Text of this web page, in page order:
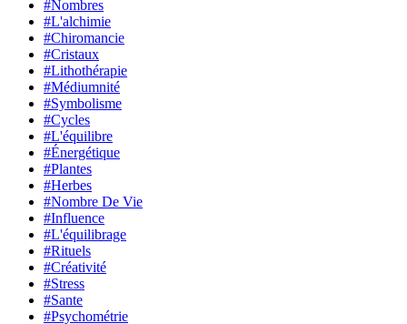
#Nombres
#L'alchimie
#Chiromancie
#Cristaux
#Lithothérapie
#Médiumnité
#Symbolisme
#Cycles
#L'équilibre
#Énergétique
#Plantes
#Herbes
#Nombre De Vie
#Influence
#L'équilibrage
#Rituels
#Créativité
#Stress
#Sante
#Psychométrie